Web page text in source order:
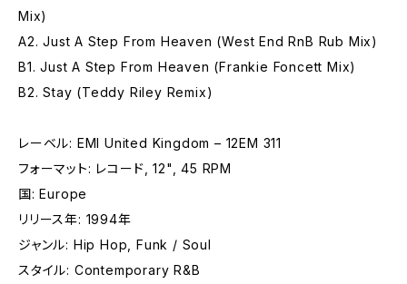
Mix)
A2. Just A Step From Heaven (West End RnB Rub Mix)
B1. Just A Step From Heaven (Frankie Foncett Mix)
B2. Stay (Teddy Riley Remix)
レーベル: EMI United Kingdom – 12EM 311
フォーマット: レコード, 12", 45 RPM
国: Europe
リリース年: 1994年
ジャンル: Hip Hop, Funk / Soul
スタイル: Contemporary R&B